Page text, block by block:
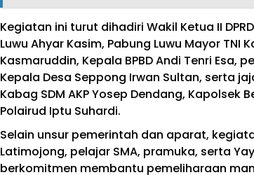
Kegiatan ini turut dihadiri Wakil Ketua II
Luwu Ahyar Kasim, Pabung Luwu Mayor TNI
Kasmaruddin, Kepala BPBD Andi Tenri Esa,
Kepala Desa Seppong Irwan Sultan, serta
Kabag SDM AKP Yosep Dendang, Kapolsek
Polairud Iptu Suhardi.
Selain unsur pemerintah dan aparat,
Latimojong, pelajar SMA, pramuka, serta
berkomitmen membantu pemeliharaan